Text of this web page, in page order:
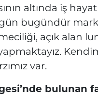
altında iş
bugündür
açık alan
var.
bulunan